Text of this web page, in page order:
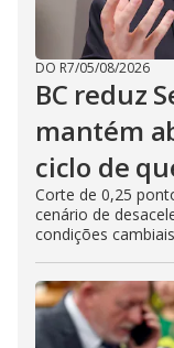
DO R7/05/08/2026
BC reduz
mantém
ciclo de
Corte de 0,25
cenário de
condições cambiais